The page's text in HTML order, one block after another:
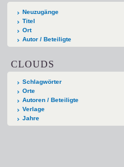
Neuzugänge
Titel
Ort
Autor / Beteiligte
CLOUDS
Schlagwörter
Orte
Autoren / Beteiligte
Verlage
Jahre